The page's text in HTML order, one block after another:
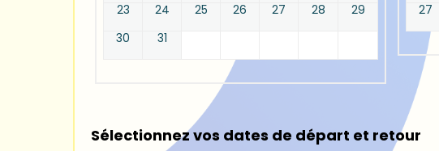
23
24 25 26 27 28
29
30
31
27
Sélectionnez vos dates de départ et retour